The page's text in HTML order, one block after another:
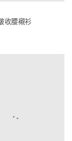
收腰襯衫